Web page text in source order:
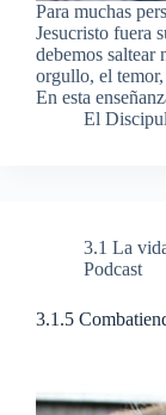
Para muchas
Jesucristo fuera
debemos saltear
orgullo, el
En esta
El
3.1 La
Podcast
3.1.5